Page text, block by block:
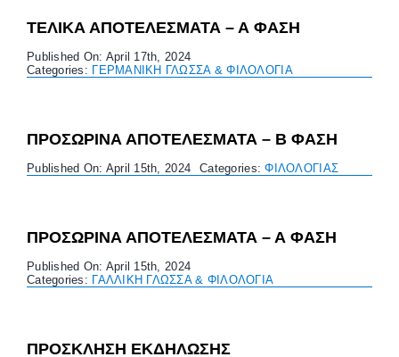
ΤΕΛΙΚΑ ΑΠΟΤΕΛΕΣΜΑΤΑ – Α ΦΑΣΗ
Published On: April 17th, 2024
Categories: ΓΕΡΜΑΝΙΚΗ ΓΛΩΣΣΑ & ΦΙΛΟΛΟΓΙΑ
ΠΡΟΣΩΡΙΝΑ ΑΠΟΤΕΛΕΣΜΑΤΑ – B ΦΑΣΗ
Published On: April 15th, 2024 Categories:ΦΙΛΟΛΟΓΙΑΣ
ΠΡΟΣΩΡΙΝΑ ΑΠΟΤΕΛΕΣΜΑΤΑ – Α ΦΑΣΗ
Published On: April 15th, 2024
Categories: ΓΑΛΛΙΚΗ ΓΛΩΣΣΑ & ΦΙΛΟΛΟΓΙΑ
ΠΡΟΣΚΛΗΣΗ ΕΚΔΗΛΩΣΗΣ